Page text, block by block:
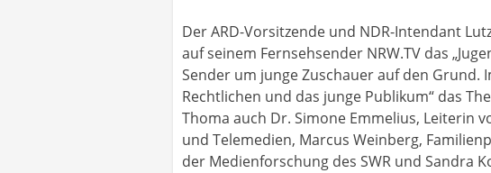
Der ARD-Vorsitzende und NDR-Intendant
auf seinem Fernsehsender NRW.TV das
Sender um junge Zuschauer auf den Grund.
Rechtlichen und das junge Publikum“ das
Thoma auch Dr. Simone Emmelius, Leiterin
und Telemedien, Marcus Weinberg,
der Medienforschung des SWR und Sandra